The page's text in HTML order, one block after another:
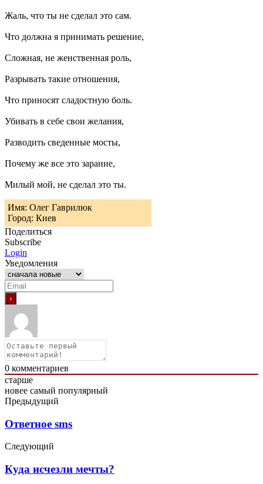
Жаль, что ты не сделал это сам.
Что должна я принимать решение,
Сложная, не женственная роль,
Разрывать такие отношения,
Что приносят сладостную боль.
Убивать в себе свои желания,
Разводить сведенные мосты,
Почему же все это зарание,
Милый мой, не сделал это ты.
Имя: Олег Гаврилюк
Город: Киев
Поделиться
Subscribe
Login
Уведомления
0 комментариев
старше
новее самый популярный
Предыдущий
Ответное sms
Следующий
Куда исчезли мечты?